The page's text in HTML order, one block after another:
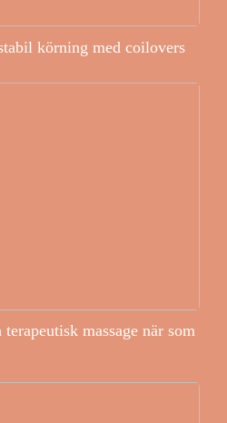
körning med coilovers
massage när som